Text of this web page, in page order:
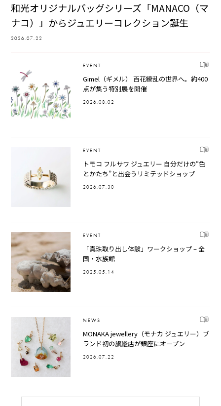
和光オリジナルバッグシリーズ「MANACO（マ
ナコ）」からジュエリーコレクション誕生
2026.07.22
EVENT
Gimel（ギメル） 百花繚乱の世界へ。約400
点が集う特別展を開催
2026.08.02
EVENT
トモコ フルサワ ジュエリー 自分だけの“色
とかたち”と出会うリミテッドショップ
2026.07.30
EVENT
「真珠取り出し体験」ワークショップ – 全
国・水族館
2025.05.14
NEWS
MONAKA jewellery（モナカ ジュエリー）ブ
ランド初の旗艦店が銀座にオープン
2026.07.22